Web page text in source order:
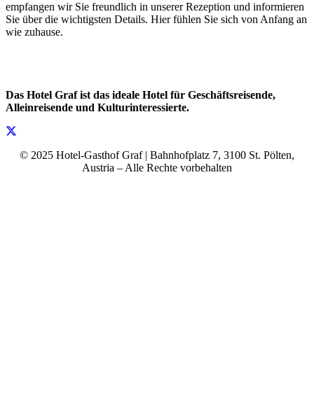
empfangen wir Sie freundlich in unserer Rezeption und informieren
Sie über die wichtigsten Details. Hier fühlen Sie sich von Anfang an
wie zuhause.
Das Hotel Graf ist das ideale Hotel für Geschäftsreisende,
Alleinreisende und Kulturinteressierte.
© 2025 Hotel-Gasthof Graf | Bahnhofplatz 7, 3100 St. Pölten,
Austria – Alle Rechte vorbehalten